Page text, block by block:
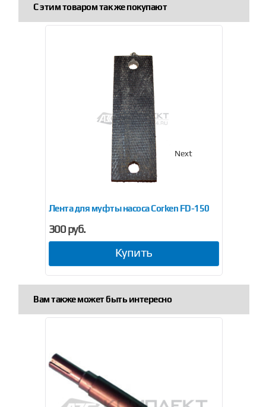
С этим товаром так же покупают
Лента для муфты насоса Corken FD-150
300 руб.
Купить
Next
Вам также может быть интересно